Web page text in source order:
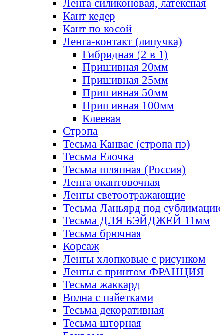
Лента силиконовая, латексная
Кант кедер
Кант по косой
Лента-контакт (липучка)
Гибридная (2 в 1)
Пришивная 20мм
Пришивная 25мм
Пришивная 50мм
Пришивная 100мм
Клеевая
Стропа
Тесьма Канвас (стропа пэ)
Тесьма Ёлочка
Тесьма шляпная (Россия)
Лента окантовочная
Ленты светоотражающие
Тесьма Ланьярд под
Тесьма ДЛЯ БЭЙДЖЕЙ 11мм
Тесьма брючная
Корсаж
Ленты хлопковые с рисунком
Ленты с принтом ФРАНЦИЯ
Тесьма жаккард
Волна с пайетками
Тесьма декоративная
Тесьма шторная